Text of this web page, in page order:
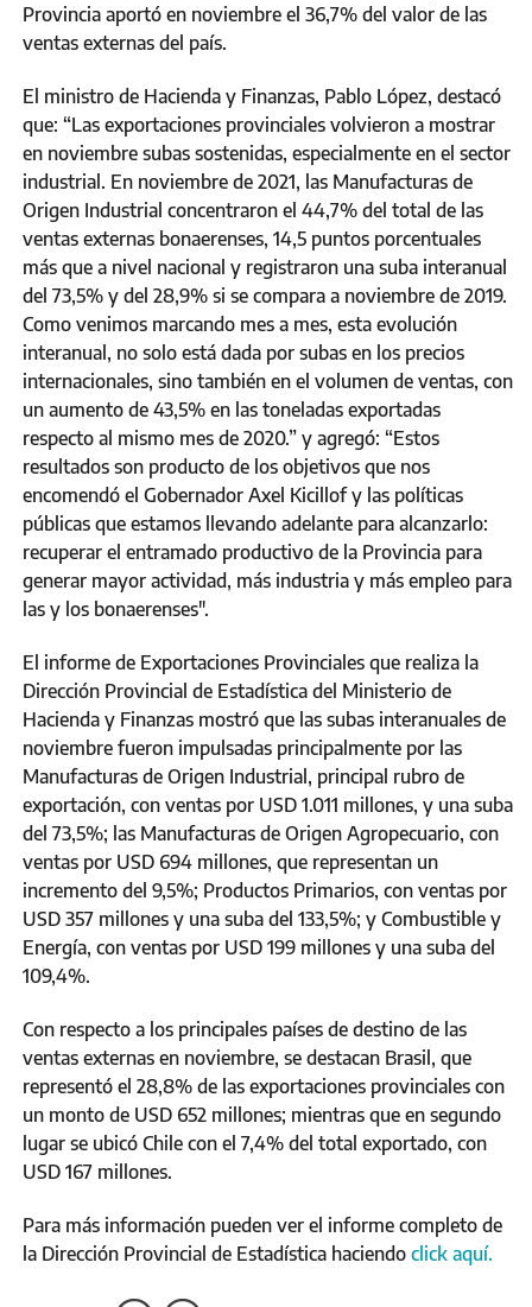
Provincia aportó en noviembre el 36,7% del valor de las
ventas externas del país.
El ministro de Hacienda y Finanzas, Pablo López, destacó
que: “Las exportaciones provinciales volvieron a mostrar
en noviembre subas sostenidas, especialmente en el sector
industrial. En noviembre de 2021, las Manufacturas de
Origen Industrial concentraron el 44,7% del total de las
ventas externas bonaerenses, 14,5 puntos porcentuales
más que a nivel nacional y registraron una suba interanual
del 73,5% y del 28,9% si se compara a noviembre de 2019.
Como venimos marcando mes a mes, esta evolución
interanual, no solo está dada por subas en los precios
internacionales, sino también en el volumen de ventas, con
un aumento de 43,5% en las toneladas exportadas
respecto al mismo mes de 2020.” y agregó: “Estos
resultados son producto de los objetivos que nos
encomendó el Gobernador Axel Kicillof y las políticas
públicas que estamos llevando adelante para alcanzarlo:
recuperar el entramado productivo de la Provincia para
generar mayor actividad, más industria y más empleo para
las y los bonaerenses".
El informe de Exportaciones Provinciales que realiza la
Dirección Provincial de Estadística del Ministerio de
Hacienda y Finanzas mostró que las subas interanuales de
noviembre fueron impulsadas principalmente por las
Manufacturas de Origen Industrial, principal rubro de
exportación, con ventas por USD 1.011 millones, y una suba
del 73,5%; las Manufacturas de Origen Agropecuario, con
ventas por USD 694 millones, que representan un
incremento del 9,5%; Productos Primarios, con ventas por
USD 357 millones y una suba del 133,5%; y Combustible y
Energía, con ventas por USD 199 millones y una suba del
109,4%.
Con respecto a los principales países de destino de las
ventas externas en noviembre, se destacan Brasil, que
representó el 28,8% de las exportaciones provinciales con
un monto de USD 652 millones; mientras que en segundo
lugar se ubicó Chile con el 7,4% del total exportado, con
USD 167 millones.
Para más información pueden ver el informe completo de
la Dirección Provincial de Estadística haciendo click aquí.